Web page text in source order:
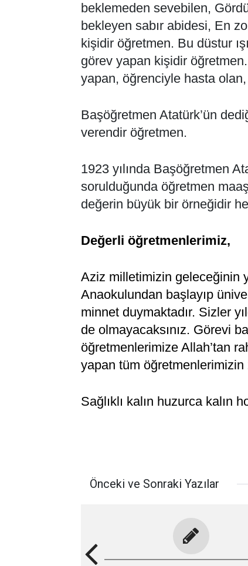
beklemeden sevebilen,
bekleyen sabır abidesi, En
kişidir öğretmen. Bu düstur
görev yapan kişidir
yapan, öğrenciyle hasta
Başöğretmen Atatürk’ün
verendir öğretmen.
1923 yılında Başöğretmen
sorulduğunda öğretmen
değerin büyük bir örneğidir
Değerli öğretmenlerimiz,
Aziz milletimizin geleceğinin
Anaokulundan başlayıp
minnet duymaktadır. Sizler
de olmayacaksınız. Görevi
öğretmenlerimize Allah’tan
yapan tüm öğretmenlerimizin
Sağlıklı kalın huzurca kalın
Önceki ve Sonraki Yazılar